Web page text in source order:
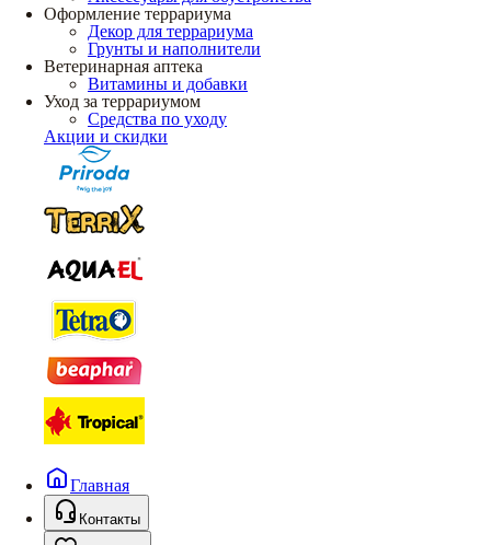
Оформление террариума
Декор для террариума
Грунты и наполнители
Ветеринарная аптека
Витамины и добавки
Уход за террариумом
Средства по уходу
Акции и скидки
Главная
Контакты